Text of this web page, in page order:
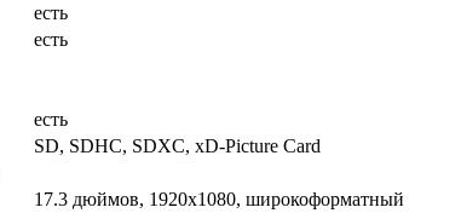
есть
есть
есть
SD, SDHC, SDXC, xD-Picture Card
17.3 дюймов, 1920x1080, широкоформатный